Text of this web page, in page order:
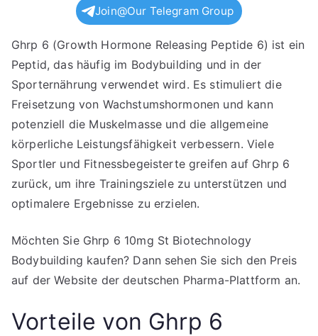
Join@Our Telegram Group
Ghrp 6 (Growth Hormone Releasing Peptide 6) ist ein
Peptid, das häufig im Bodybuilding und in der
Sporternährung verwendet wird. Es stimuliert die
Freisetzung von Wachstumshormonen und kann
potenziell die Muskelmasse und die allgemeine
körperliche Leistungsfähigkeit verbessern. Viele
Sportler und Fitnessbegeisterte greifen auf Ghrp 6
zurück, um ihre Trainingsziele zu unterstützen und
optimalere Ergebnisse zu erzielen.
Möchten Sie Ghrp 6 10mg St Biotechnology
Bodybuilding kaufen? Dann sehen Sie sich den Preis
auf der Website der deutschen Pharma-Plattform an.
Vorteile von Ghrp 6